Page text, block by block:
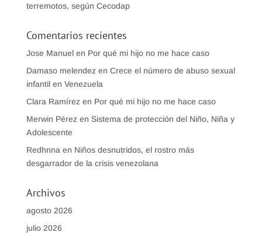
terremotos, según Cecodap
Comentarios recientes
Jose Manuelen Por qué mi hijo no me hace caso
Damaso melendez en Crece el número de abuso sexual
infantil en Venezuela
Clara Ramírez en Por qué mi hijo no me hace caso
Merwin Pérez en Sistema de protección del Niño, Niña y
Adolescente
Redhnna en Niños desnutridos, el rostro más
desgarrador de la crisis venezolana
Archivos
agosto 2026
julio 2026